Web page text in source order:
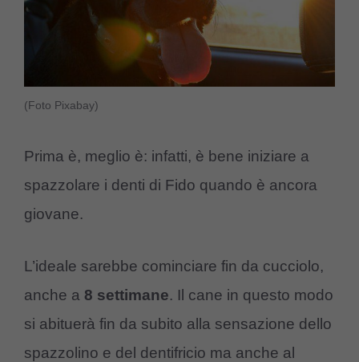
(Foto Pixabay)
Prima è, meglio è: infatti, è bene iniziare a
spazzolare i denti di Fido quando è ancora
giovane.
L’ideale sarebbe cominciare fin da cucciolo,
anche a 8 settimane. Il cane in questo modo
si abituerà fin da subito alla sensazione dello
spazzolino e del dentifricio ma anche al